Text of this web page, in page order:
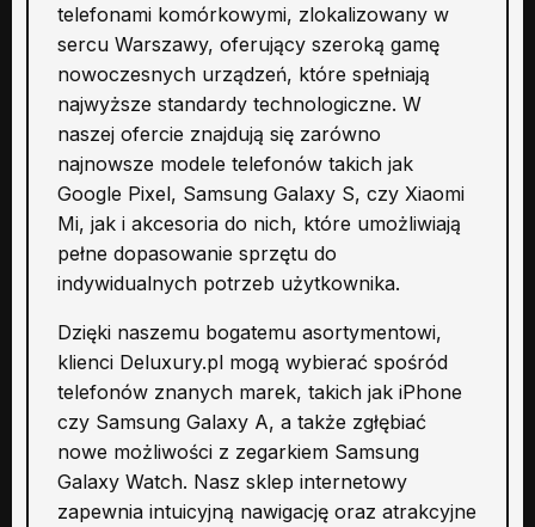
telefonami komórkowymi, zlokalizowany w
sercu Warszawy, oferujący szeroką gamę
nowoczesnych urządzeń, które spełniają
najwyższe standardy technologiczne. W
naszej ofercie znajdują się zarówno
najnowsze modele telefonów takich jak
Google Pixel, Samsung Galaxy S, czy Xiaomi
Mi, jak i akcesoria do nich, które umożliwiają
pełne dopasowanie sprzętu do
indywidualnych potrzeb użytkownika.
Dzięki naszemu bogatemu asortymentowi,
klienci Deluxury.pl mogą wybierać spośród
telefonów znanych marek, takich jak iPhone
czy Samsung Galaxy A, a także zgłębiać
nowe możliwości z zegarkiem Samsung
Galaxy Watch. Nasz sklep internetowy
zapewnia intuicyjną nawigację oraz atrakcyjne